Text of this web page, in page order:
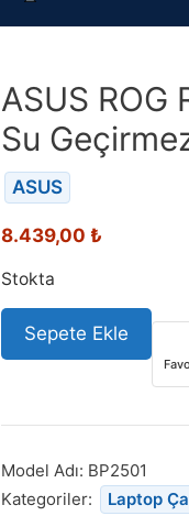
ASUS ROG
Su
ASUS
8.439,00 ₺
Stokta
Sepete Ekle
Model Adı: BP2501
Kategoriler:
Laptop